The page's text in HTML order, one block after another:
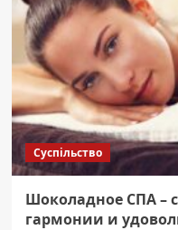
вулиці
столиці
Суспільство
Шоколадное СПА –
гармонии и